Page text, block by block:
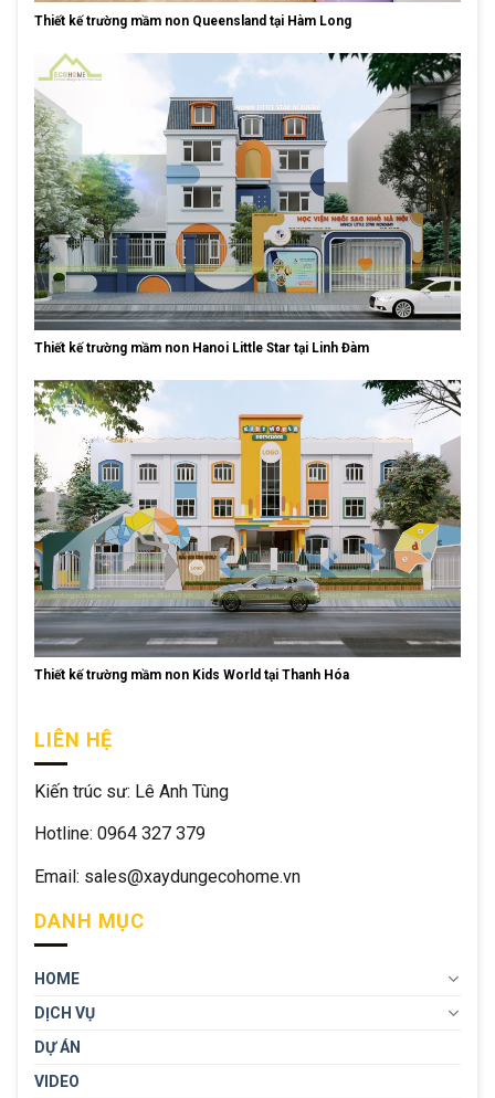
Thiết kế trường mầm non Queensland tại Hàm Long
Thiết kế trường mầm non Hanoi Little Star tại Linh Đàm
Thiết kế trường mầm non Kids World tại Thanh Hóa
LIÊN HỆ
Kiến trúc sư: Lê Anh Tùng
Hotline: 0964 327 379
Email: sales@xaydungecohome.vn
DANH MỤC
HOME
DỊCH VỤ
DỰ ÁN
VIDEO